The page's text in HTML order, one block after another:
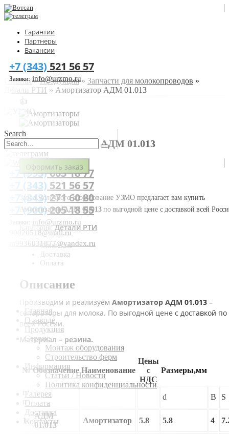
Гарантии
Партнеры
Вакансии
+7 (343) 521 56 57
Заявки:info@urzmo.ru
Search
+7 (993)603 18 77
+7 (343) 521 56 57
+7 (343)271 60 80
+7 (900)205 18 55
Заявки:
info@urzmo.ru
90020518@mail.ru
m9936031877@yandex.ru
Главная
О заводе
Продукция
Сервис
Монтаж оборудования
Строительство ферм
Информация
Статьи / Новости
Политика конфиденциальности
Галерея
Оплата
Доставка
Контакты
Главная»Продукция» Запчасти для молокопроводов »
Детали РТИ » Амортизатор АДМ 01.013
👍
АМОРТИЗАТОР АДМ 01.013
Оформить заказ
Завод молочного оборудование УЗМО предлагает вам купить
Амортизатор АДМ 01.013по выгодной цене с доставкой всей
Категория:Детали РТИ
Описание
Доставка
Оплата
Описание
Производим и реализуем Амортизатор АДМ 01.013 –
сепараторы для молока. По выгодной цене с доставкой по
всей России.
Материал – резина.
№ Обозначение Наименование
Цены
с
НДС
Размеры,мм
п/
п
d B S
1
АДМ
01.013
Амортизатор 5.8 5.8 4